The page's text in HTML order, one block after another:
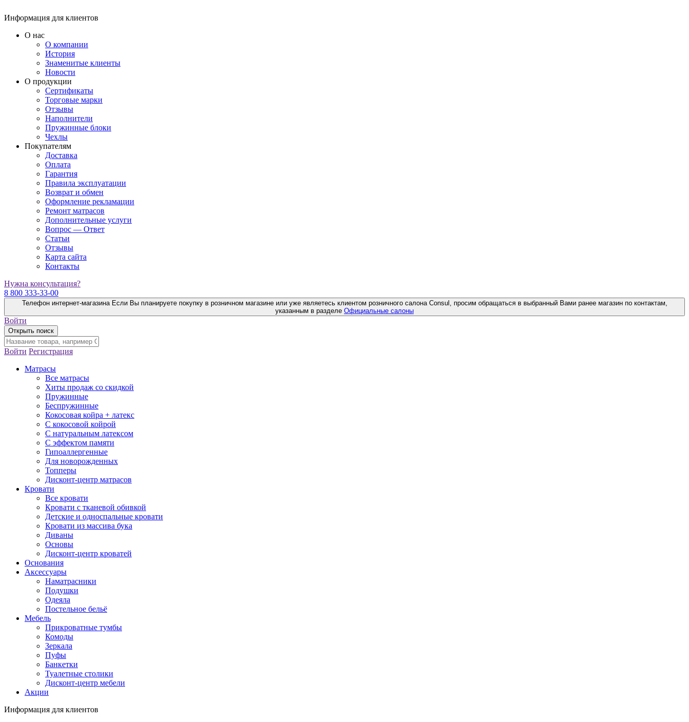
Информация для клиентов
О нас
О компании
История
Знаменитые клиенты
Новости
О продукции
Сертификаты
Торговые марки
Отзывы
Наполнители
Пружинные блоки
Чехлы
Покупателям
Доставка
Оплата
Гарантия
Правила эксплуатации
Возврат и обмен
Оформление рекламации
Ремонт матрасов
Дополнительные услуги
Вопрос — Ответ
Статьи
Отзывы
Карта сайта
Контакты
Нужна консультация?
8 800 333-33-00
Телефон интернет-магазина Если Вы планируете покупку в розничном магазине или уже являетесь клиентом розничного салона Consul, просим обращаться в выбранный Вами ранее магазин по контактам,
указанным в разделе Официальные салоны
Войти
Открыть поиск
Войти Регистрация
Матрасы
Все матрасы
Хиты продаж со скидкой
Пружинные
Беспружинные
Кокосовая койра + латекс
С кокосовой койрой
С натуральным латексом
С эффектом памяти
Гипоаллергенные
Для новорожденных
Топперы
Дисконт-центр матрасов
Кровати
Все кровати
Кровати с тканевой обивкой
Детские и односпальные кровати
Кровати из массива бука
Диваны
Основы
Дисконт-центр кроватей
Основания
Аксессуары
Наматрасники
Подушки
Одеяла
Постельное бельё
Мебель
Прикроватные тумбы
Комоды
Зеркала
Пуфы
Банкетки
Туалетные столики
Дисконт-центр мебели
Акции
Информация для клиентов